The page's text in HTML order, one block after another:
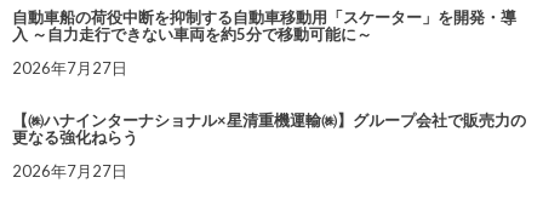
自動車船の荷役中断を抑制する自動車移動用「スケーター」を開発・導
入 ～自力走行できない車両を約5分で移動可能に～
2026年7月27日
【㈱ハナインターナショナル×星清重機運輸㈱】グループ会社で販売力の
更なる強化ねらう
2026年7月27日